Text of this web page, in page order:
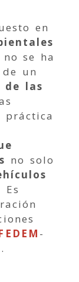
en
se ha
un
de las
práctica
no solo
Es
-